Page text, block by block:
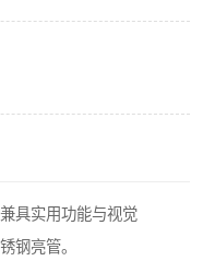
具实用功能与视觉
钢亮管。